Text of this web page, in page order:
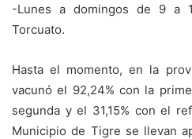
-Lunes a domingos de 9 a
Torcuato.
Hasta el momento, en la
vacunó el 92,24% con la
segunda y el 31,15% con el
Municipio de Tigre se llevan